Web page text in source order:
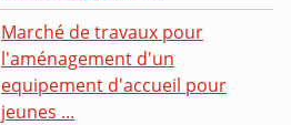
Marché de travaux pour
l'aménagement d'un
equipement d'accueil pour
jeunes ...